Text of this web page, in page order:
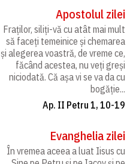
Apostolul zilei
Fraților, siliți-vă cu atât mai mult
să faceți temeinice și chemarea
și alegerea voastră, de vreme ce,
făcând acestea, nu veți greși
niciodată. Că așa vi se va da cu
bogăție...
Ap. II Petru 1, 10-19
Evanghelia zilei
În vremea aceea a luat Iisus cu